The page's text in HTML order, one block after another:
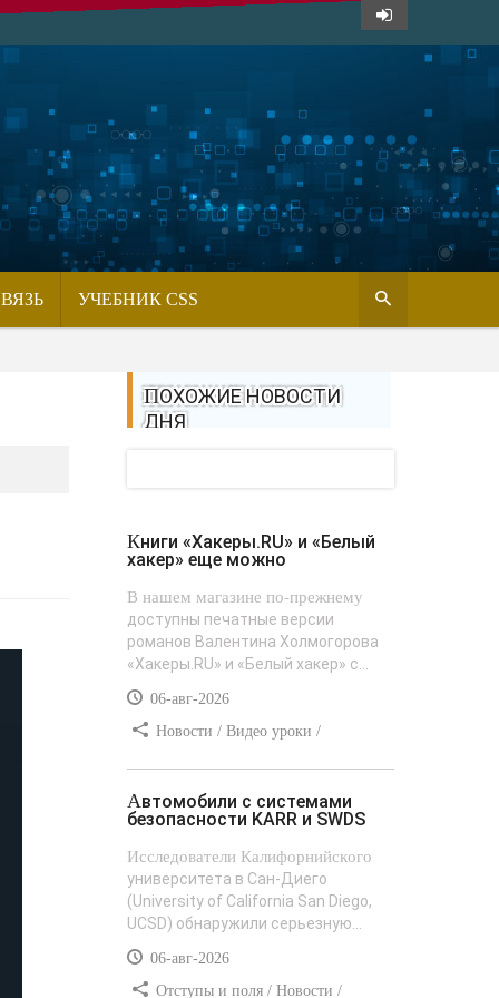
УЧЕБНИК CSS
ПОХОЖИЕ НОВОСТИ
ДНЯ
Книги «Хакеры.RU» и «Белый
хакер» еще можно
В нашем магазине по-прежнему
доступны печатные версии
романов Валентина Холмогорова
«Хакеры.RU» и «Белый хакер» с...
06-авг-2026
Новости / Видео уроки /
Автомобили с системами
безопасности KARR и SWDS
Исследователи Калифорнийского
университета в Сан-Диего
(University of California San Diego,
UCSD) обнаружили серьезную...
06-авг-2026
Отступы и поля / Новости /